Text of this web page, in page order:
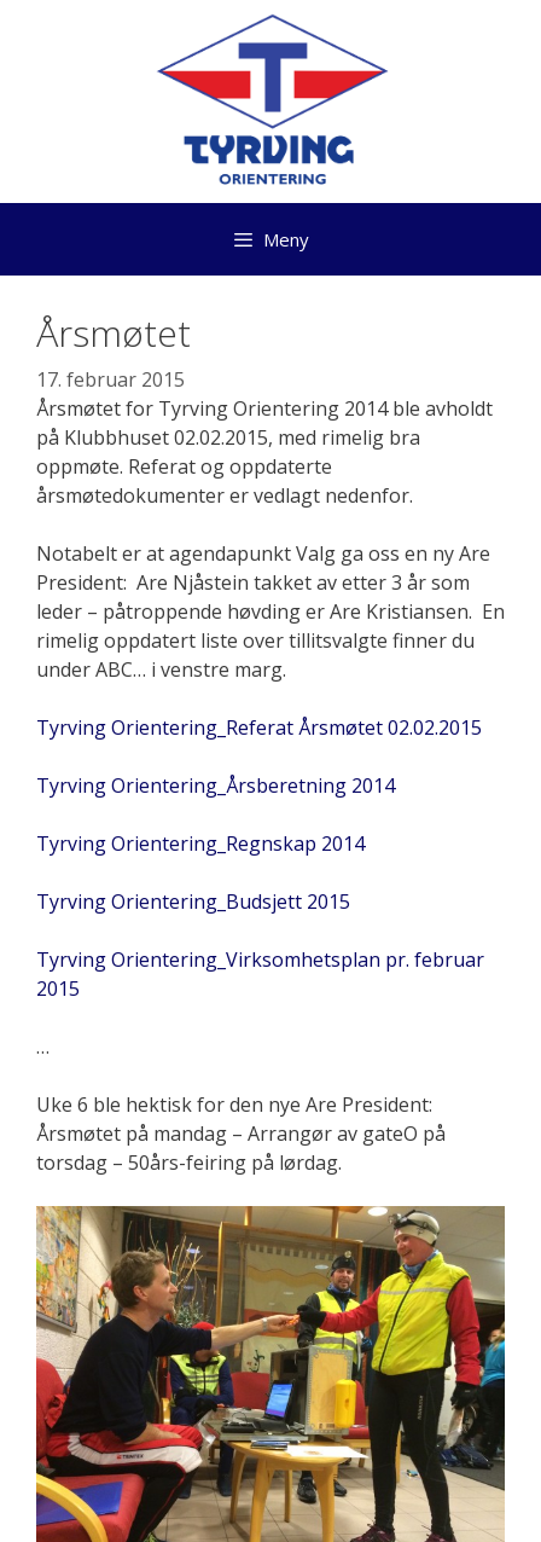
Meny
Årsmøtet
17. februar 2015
Årsmøtet for Tyrving Orientering 2014 ble avholdt
på Klubbhuset 02.02.2015, med rimelig bra
oppmøte. Referat og oppdaterte
årsmøtedokumenter er vedlagt nedenfor.
Notabelt er at agendapunkt Valg ga oss en ny Are
President: Are Njåstein takket av etter 3 år som
leder – påtroppende høvding er Are Kristiansen. En
rimelig oppdatert liste over tillitsvalgte finner du
under ABC… i venstre marg.
Tyrving Orientering_Referat Årsmøtet 02.02.2015
Tyrving Orientering_Årsberetning 2014
Tyrving Orientering_Regnskap 2014
Tyrving Orientering_Budsjett 2015
Tyrving Orientering_Virksomhetsplan pr. februar
2015
…
Uke 6 ble hektisk for den nye Are President:
Årsmøtet på mandag – Arrangør av gateO på
torsdag – 50års-feiring på lørdag.